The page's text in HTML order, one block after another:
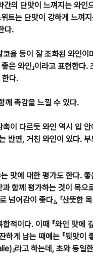
의 단맛이 느껴지는 와인으
트는 단맛이 강하게 느껴지
다.
코올 등이 잘 조화된 와인
은 와인」이라고 표현한다
한다.
께 촉감을 느낄 수 있다.
촉이 다르듯 와인 역시 입
반면, 거친 와인이 있다. 부
맛에 대한 평가도 한다. 좋
과 함께 평가하는 것이 목으
넘어감이 좋다」, 「산뜻한
적이다. 이때 『와인 맛에
게 남는 때에는 『뒷맛이
」라고 하는데, 초와 동일